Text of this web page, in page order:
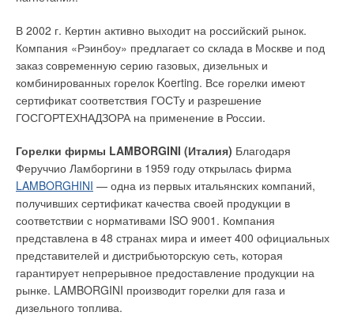
В 2002 г. Кертин активно выходит на российский рынок.
Компания «Рэинбоу» предлагает со склада в Москве и под
заказ современную серию газовых, дизельных и
комбинированных горелок Koerting. Все горелки имеют
сертификат соответствия ГОСТу и разрешение
ГОСГОРТЕХНАДЗОРА на применение в России.
Горелки фирмы LAMBORGINI (Италия) Благодаря
Феруччио Ламборгини в 1959 году открылась фирма
LAMBORGHINI — одна из первых итальянских компаний,
получивших сертификат качества своей продукции в
соответствии с нормативами ISO 9001. Компания
представлена в 48 странах мира и имеет 400 официальных
представителей и дистрибьюторскую сеть, которая
гарантирует непрерывное предоставление продукции на
рынке. LAMBORGINI производит горелки для газа и
дизельного топлива.